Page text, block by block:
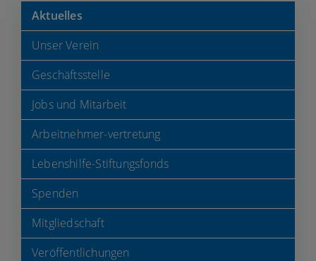
Aktuelles
Unser Verein
Geschäftsstelle
Jobs und Mitarbeit
Arbeitnehmer-vertretung
Lebenshilfe-Stiftungsfonds
Spenden
Mitgliedschaft
Veröffentlichungen